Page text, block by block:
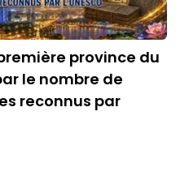
province du
le nombre de
reconnus par